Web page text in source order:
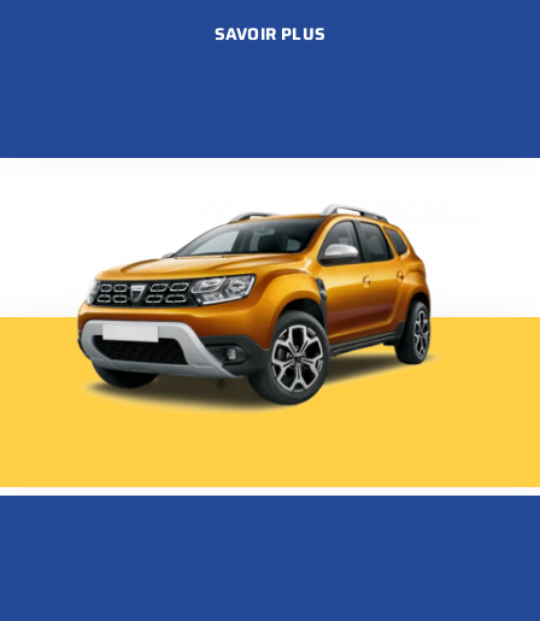
SAVOIR PLUS